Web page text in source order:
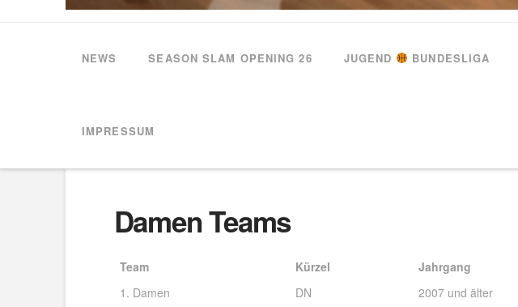
NEWS SEASON SLAM OPENING 26 JUGEND BUNDESLIGA
IMPRESSUM
Damen Teams
Team Kürzel Jahrgang
Team
Kürzel Jahrgang
1. Damen DN 2007 und älter